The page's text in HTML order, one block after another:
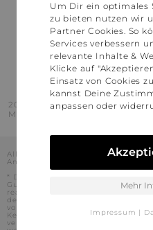
2016 - 2026 © Stylaholic.
Made for you with love in
Alle Preise inkl. der jeweils
Angaben ohne Gewähr.
* Die angezeigten Preise
Gutschein-Codes auf den Seiten
realisiert werden können.
der Gutschein-Codes durch und es
vorkommen, dass die Gutscheine
Kenntnisstand bei dem jeweiligen
verwendet werden können.
Um Dir ein optimales
zu bieten nutzen wir
Partner Cookies. So
Services verbessern
relevante Inhalte &
Klicke auf
Einsatz von Cookies
kannst Deine
anpassen oder
Mehr
Impressum |